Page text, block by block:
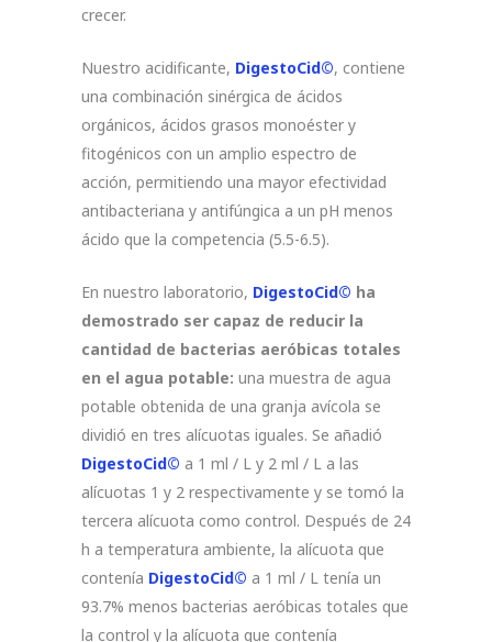
crecer.
Nuestro acidificante, DigestoCid©, contiene
una combinación sinérgica de ácidos
orgánicos, ácidos grasos monoéster y
fitogénicos con un amplio espectro de
acción, permitiendo una mayor efectividad
antibacteriana y antifúngica a un pH menos
ácido que la competencia (5.5-6.5).
En nuestro laboratorio, DigestoCid© ha
demostrado ser capaz de reducir la
cantidad de bacterias aeróbicas totales
en el agua potable: una muestra de agua
potable obtenida de una granja avícola se
dividió en tres alícuotas iguales. Se añadió
DigestoCid© a 1 ml / L y 2 ml / L a las
alícuotas 1 y 2 respectivamente y se tomó la
tercera alícuota como control. Después de 24
h a temperatura ambiente, la alícuota que
contenía DigestoCid© a 1 ml / L tenía un
93.7% menos bacterias aeróbicas totales que
la control y la alícuota que contenía